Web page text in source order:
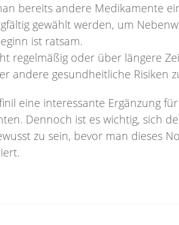
bereits andere Medikamente
gewählt werden, um
ist ratsam.
regelmäßig oder über längere
andere gesundheitliche Risiken
eine interessante Ergänzung
Dennoch ist es wichtig, sich
zu sein, bevor man dieses